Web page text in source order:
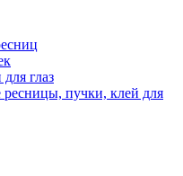
глаз
пучки, клей для